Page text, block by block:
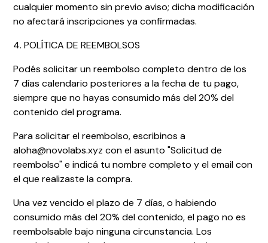
cualquier momento sin previo aviso; dicha modificación
no afectará inscripciones ya confirmadas.
4. POLÍTICA DE REEMBOLSOS
Podés solicitar un reembolso completo dentro de los
7 días calendario posteriores a la fecha de tu pago,
siempre que no hayas consumido más del 20% del
contenido del programa.
Para solicitar el reembolso, escribinos a
aloha@novolabs.xyz con el asunto "Solicitud de
reembolso" e indicá tu nombre completo y el email con
el que realizaste la compra.
Una vez vencido el plazo de 7 días, o habiendo
consumido más del 20% del contenido, el pago no es
reembolsable bajo ninguna circunstancia. Los